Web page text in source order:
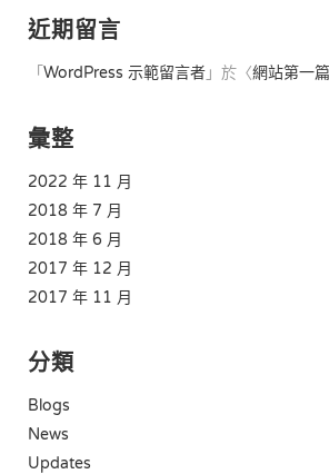
近期留言
「 WordPress 示範留言者 」於〈網站第一
彙整
2022 年 11 月
2018 年 7 月
2018 年 6 月
2017 年 12 月
2017 年 11 月
分類
Blogs
News
Updates